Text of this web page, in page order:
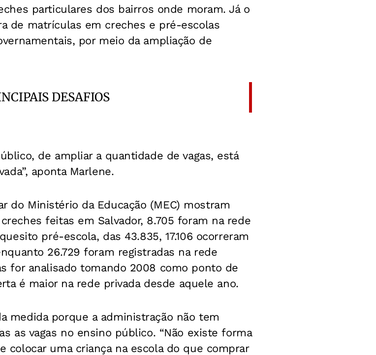
particulares dos bairros onde moram. Já o
de matrículas em creches e pré-escolas
por meio da ampliação de
DESAFIOS
de ampliar a quantidade de vagas, está
aponta Marlene.
do Ministério da Educação (MEC) mostram
feitas em Salvador, 8.705 foram na rede
pré-escola, das 43.835, 17.106 ocorreram
26.729 foram registradas na rede
for analisado tomando 2008 como ponto de
é maior na rede privada desde aquele ano.
medida porque a administração não tem
as vagas no ensino público. “Não existe forma
colocar uma criança na escola do que comprar